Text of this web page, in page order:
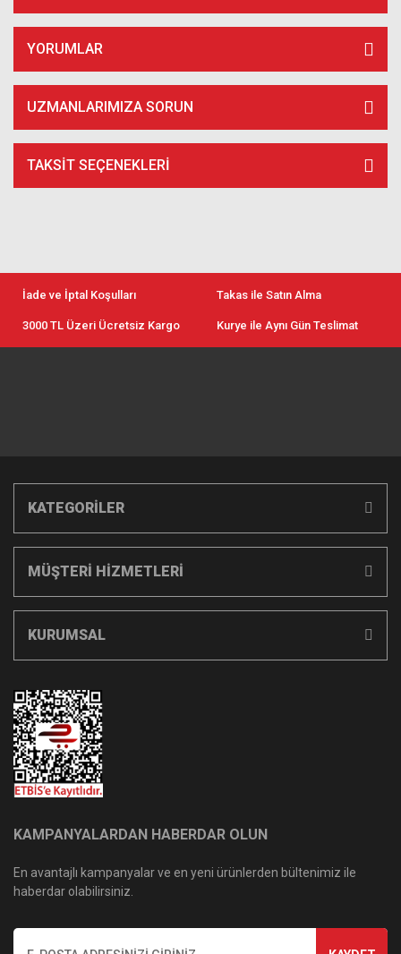
YORUMLAR
UZMANLARIMIZA SORUN
TAKSIT SEÇENEKLERI
İade ve İptal Koşulları Takas ile Satın Alma
3000 TL Üzeri Ücretsiz Kargo Kurye ile Aynı Gün Teslimat
KATEGORİLER
MÜŞTERİ HİZMETLERİ
KURUMSAL
KAMPANYALARDAN HABERDAR OLUN
En avantajlı kampanyalar ve en yeni ürünlerden bültenimiz ile
haberdar olabilirsiniz.